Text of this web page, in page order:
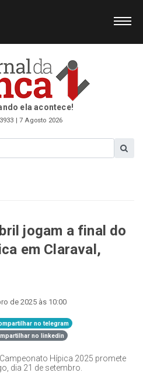
ela acontece!
| 7 Agosto 2026
jogam a final do
em Claraval,
de 2025 às 10:00
no telegram
no linkedin
Hípica 2025 promete
dia 21 de setembro.